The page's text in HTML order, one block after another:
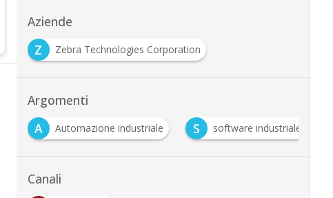
Aziende
Z
Zebra Technologies Corporation
Argomenti
A Automazione industriale S software industriale
Canali